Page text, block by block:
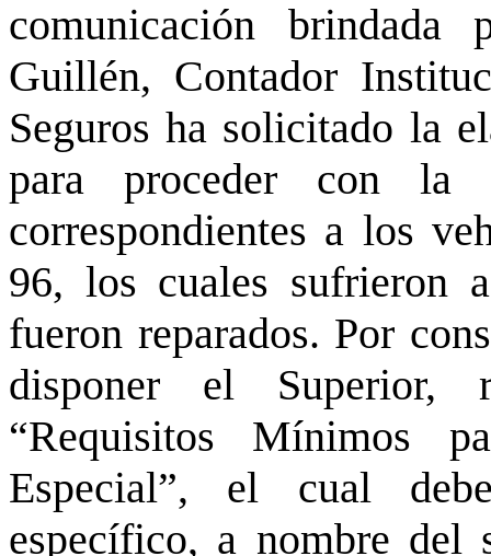
comunicación
Guillén, Contador
Seguros ha solicitado la
para proceder con la
correspondientes a los
96, los cuales sufrieron
fueron reparados. Por
disponer el Superior,
“Requisitos Mínimos
Especial”, el cual
específico, a nombre del